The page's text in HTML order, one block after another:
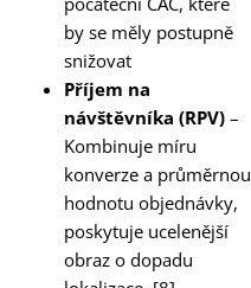
by se měly postupně
snižovat
Příjem na
návštěvníka (RPV)–
Kombinuje míru
konverze a průměrnou
hodnotu objednávky,
poskytuje ucelenější
obraz o dopadu